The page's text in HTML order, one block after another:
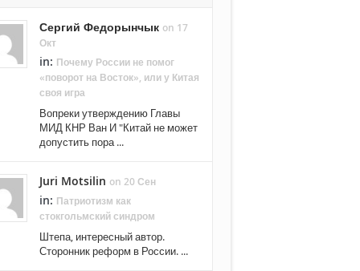
Сергий Федорынчык on 17
Окт
in: Почему России не помог
«поворот на Восток», или у Китая
своя игра
Вопреки утверждению Главы
МИД КНР Ван И "Китай не может
допустить пора ...
Juri Motsilin on 20 Сен
in: Патриотизм как
стокгольмский синдром
Штепа, интересный автор.
Сторонник реформ в России. ...